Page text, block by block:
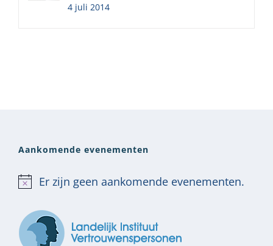
4 juli 2014
Aankomende evenementen
Bericht
Er zijn geen aankomende evenementen.